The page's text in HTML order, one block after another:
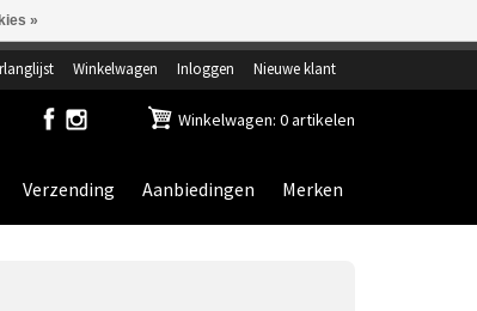
Winkelwagen Inloggen Nieuwe klant
Winkelwagen: 0 artikelen
Verzending Aanbiedingen Merken
»